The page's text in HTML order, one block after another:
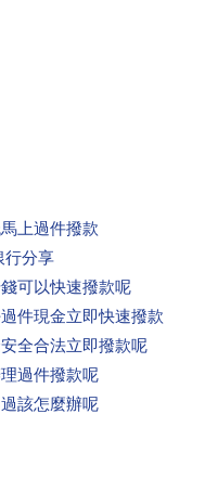
上過件撥款
行分享
可以快速撥款呢
件現金立即快速撥款
全合法立即撥款呢
過件撥款呢
該怎麼辦呢